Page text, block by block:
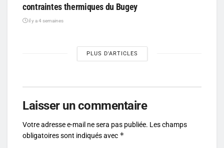
contraintes thermiques du Bugey
il y a 4 semaines
PLUS D'ARTICLES
Laisser un commentaire
Votre adresse e-mail ne sera pas publiée. Les champs
obligatoires sont indiqués avec *